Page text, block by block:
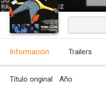
Información Trailers
Título original Año